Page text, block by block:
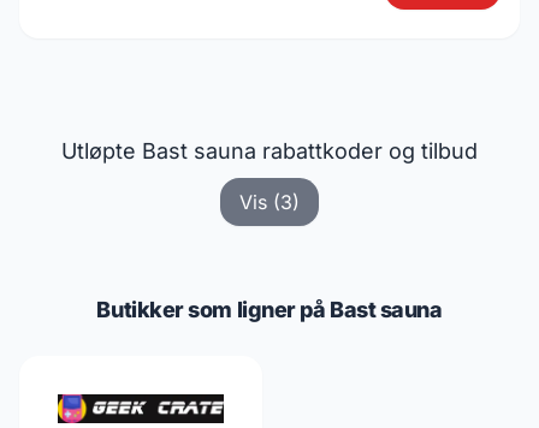
Utløpte Bast sauna rabattkoder og tilbud
Vis (3)
Butikker som ligner på Bast sauna